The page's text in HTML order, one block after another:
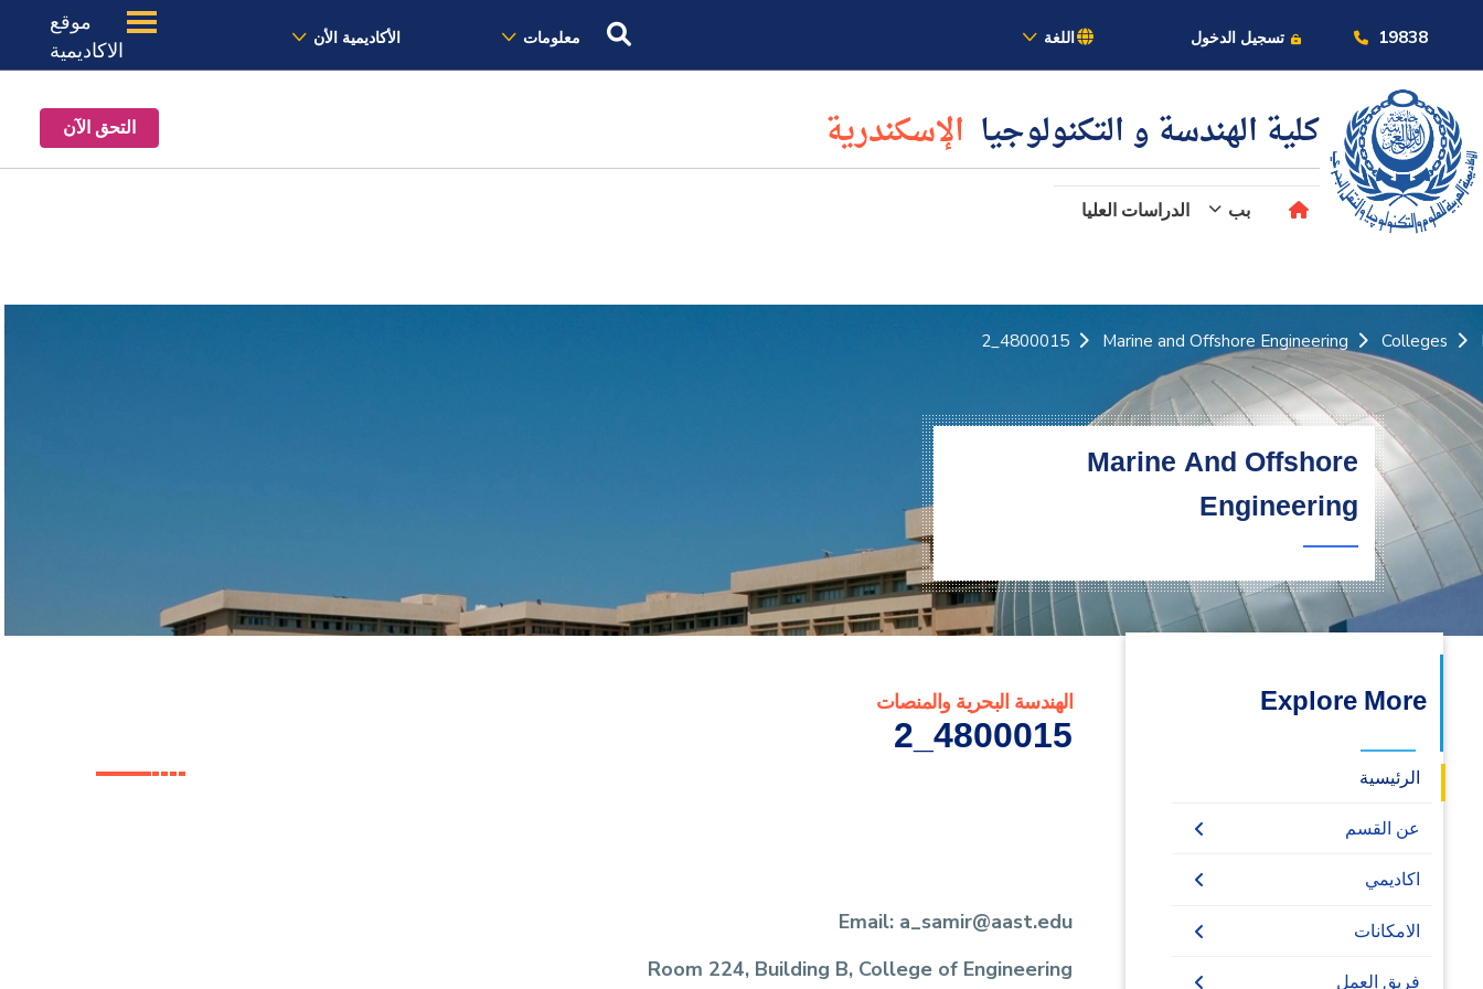
19838 تسجيل الدخول اللغة معلومات الأكاديمية الأن
موقع
الاكاديمية
النقل البحري
القبول والتسجيل
الدراسات الأكاديمية
البحث العلمي
التدريب والخدمة المجتمعية
الإستشارات
بالأكاديمية الأخبار معنا الموقع
كلية الهندسة و التكنولوجيا الإسكندرية التحق الآن
بب الدراسات العليا
Colleges
Marine and Offshore Engineering
4800015_2
Marine And Offshore
Engineering
Explore More
الرئيسية
عن القسم
اتصل بنا
اكاديمي
بكالوريوس
بكالوريوس الهندسة
دراسات عليا
الامكانات
المكتبه
فريق العمل
الهندسة البحرية والمنصات
4800015_2
Email: a_samir@aast.edu
Room 224, Building B, College of Engineering